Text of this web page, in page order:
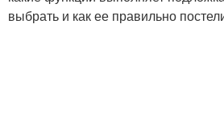
выбрать и как ее правильно